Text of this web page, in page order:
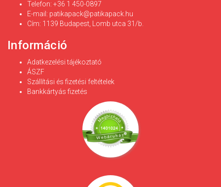
Telefon: +36 1 450-0897
E-mail: patikapack@patikapack.hu
Cím: 1139 Budapest, Lomb utca 31/b.
Információ
Adatkezelési tájékoztató
ÁSZF
Szállítási és fizetési feltételek
Bankkártyás fizetés